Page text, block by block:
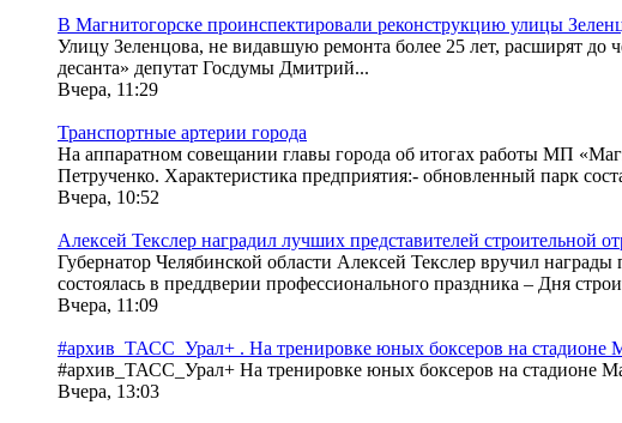
В Магнитогорске проинспектировали реконструкцию улицы
Улицу Зеленцова, не видавшую ремонта более 25 лет, расширят
десанта» депутат Госдумы Дмитрий...
Вчера, 11:29
Транспортные артерии города
На аппаратном совещании главы города об итогах работы МП
Петрученко. Характеристика предприятия:- обновленный парк
Вчера, 10:52
Алексей Текслер наградил лучших представителей строительной
Губернатор Челябинской области Алексей Текслер вручил
состоялась в преддверии профессионального праздника – Дня
Вчера, 11:09
#архив_ТАСС_Урал+ . На тренировке юных боксеров на стадионе
#архив_ТАСС_Урал+ На тренировке юных боксеров на стадионе
Вчера, 13:03